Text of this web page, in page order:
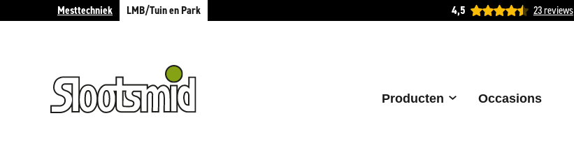
Mesttechniek LMB/Tuin en Park 4,5 23 reviews
Producten Occasions